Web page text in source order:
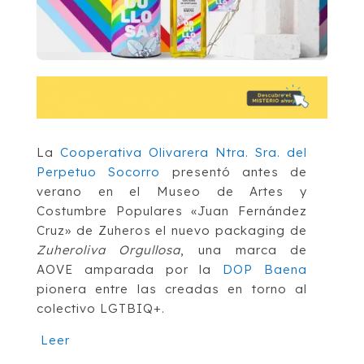
La Cooperativa Olivarera Ntra. Sra. del
Perpetuo Socorro
presentó antes de
verano en el Museo de Artes y
Costumbre Populares «Juan Fernández
Cruz» de Zuheros el nuevo packaging de
Zuheroliva Orgullosa, una marca de
AOVE amparada por la DOP Baena
pionera entre las creadas en torno al
colectivo LGTBIQ+.
Leer